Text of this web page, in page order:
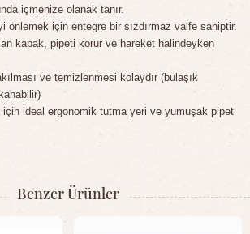
içmenize olanak tanır.
önlemek için entegre bir sızdırmaz valfe sahiptir.
kapak, pipeti korur ve hareket halindeyken
ve temizlenmesi kolaydır (bulaşık
için ideal ergonomik tutma yeri ve yumuşak pipet
Benzer Ürünler